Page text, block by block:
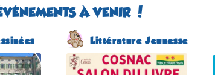
À VENIR !
Littérature Jeunesse
Salon du Livre Jeunesse
(4 éme édition)